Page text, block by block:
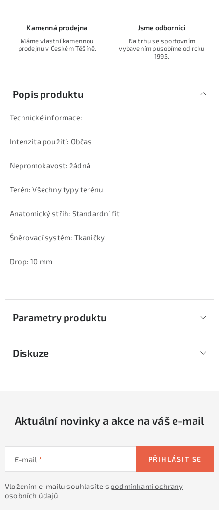
Kamenná prodejna
Máme vlastní kamennou
prodejnu v Českém Těšíně.
Jsme odborníci
Na trhu se sportovním
vybavením působíme od roku
1995.
Popis produktu
Technické informace:
Intenzita použití: Občas
Nepromokavost: žádná
Terén: Všechny typy terénu
Anatomický střih: Standardní fit
Šněrovací systém: Tkaničky
Drop: 10 mm
Parametry produktu
Diskuze
Aktuální novinky a akce na váš e-mail
E-mail
Vložením e-mailu souhlasíte s podmínkami ochrany
osobních údajů
PŘIHLÁSIT SE